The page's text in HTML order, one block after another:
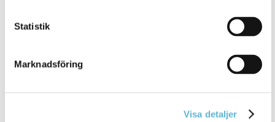
Statistik
Marknadsföring
Visa detaljer